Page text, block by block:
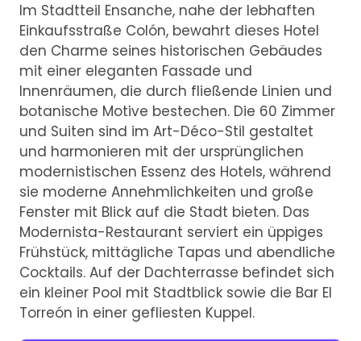
Im Stadtteil Ensanche, nahe der lebhaften
Einkaufsstraße Colón, bewahrt dieses Hotel
den Charme seines historischen Gebäudes
mit einer eleganten Fassade und
Innenräumen, die durch fließende Linien und
botanische Motive bestechen. Die 60 Zimmer
und Suiten sind im Art-Déco-Stil gestaltet
und harmonieren mit der ursprünglichen
modernistischen Essenz des Hotels, während
sie moderne Annehmlichkeiten und große
Fenster mit Blick auf die Stadt bieten. Das
Modernista-Restaurant serviert ein üppiges
Frühstück, mittägliche Tapas und abendliche
Cocktails. Auf der Dachterrasse befindet sich
ein kleiner Pool mit Stadtblick sowie die Bar El
Torreón in einer gefliesten Kuppel.